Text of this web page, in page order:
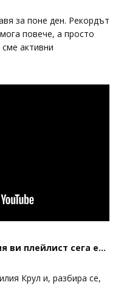
за поне ден. Рекордът
повече, а просто
активни
ви плейлист сега е...
Крул и, разбира се,